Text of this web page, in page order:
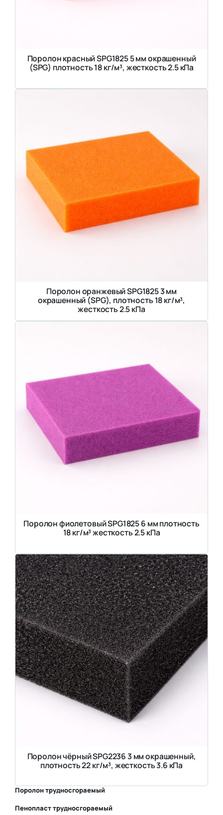
Поролон красный SPG1825 5 мм окрашенный
(SPG) плотность 18 кг/м³, жесткость 2.5 кПа
Поролон оранжевый SPG1825 3 мм
окрашенный (SPG), плотность 18 кг/м³,
жесткость 2.5 кПа
Поролон фиолетовый SPG1825 6 мм плотность
18 кг/м³ жесткость 2.5 кПа
Поролон чёрный SPG2236 3 мм окрашенный,
плотность 22 кг/м³, жесткость 3.6 кПа
Поролон трудносгораемый
Пенопласт трудносгораемый